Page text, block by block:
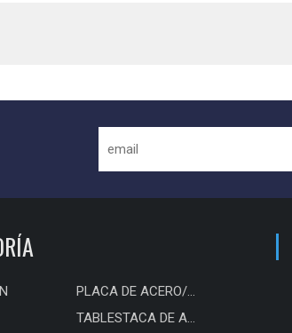
PLACA DE ACERO/BOBINA/TIRA
TABLESTACA DE ACERO